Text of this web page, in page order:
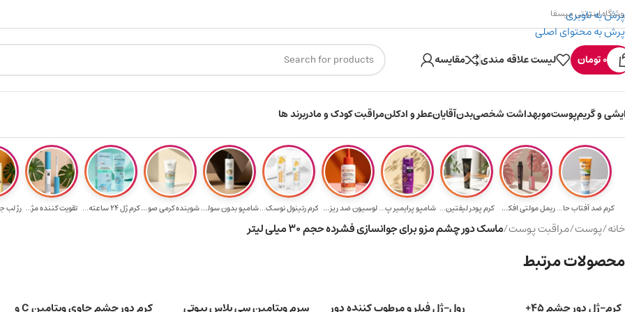
پرش به ناوبری
پرش به محتوای اصلی
هدیه برای خرید های ارسال رایگان برای خرید ۳.۵ میلیون به یالا ۳۰۰ میسکوین (۳۰ هزار تومن) هدیه خرید اول
اینترنتی میسفا
0تومان لیست علاقه مندی مقایسه
و گریمپوستموبهداشت شخصیبدنآقایانعطر و ادکلنمراقبت کودک و مادربرند ها
کرم ضد آفتاب حا... ریمل مولتی افکت... کرم پودر لیفتین... شامپو پرایمیر پ... لوسیون ضد ریزش ... کرم رتینول نوسک... شامپو بدون سولف... شوینده کرمی صور...کرم ژل ۲۴ ساعته... تقویت‌ کننده مژ... رژ لب
خانه/پوست/مراقبت پوست/ماسک دور چشم مزو برای جوانسازی فشرده حجم 30 میلی لیتر
محصولات مرتبط
کرم-ژل دور چشم 45+ رول-ژل فیلر و مرطوب کننده دور سرم ویتامین سی پلاس بیوتی کرم دور چشم حاوی ویتامین C و